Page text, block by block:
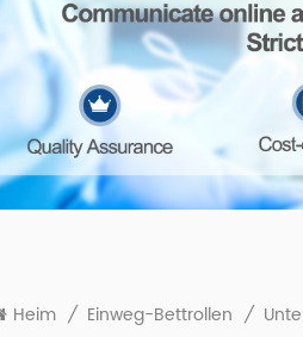
Heim / Einweg-Bettrollen /